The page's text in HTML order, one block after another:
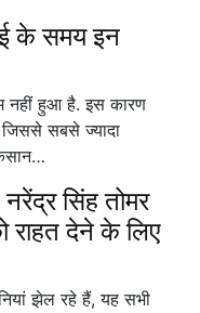
के समय इन
नहीं हुआ है. इस कारण
सबसे ज्यादा
सिंह तोमर
राहत देने के लिए
झेल रहे हैं, यह सभी